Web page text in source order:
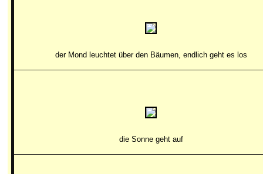
der Mond leuchtet über den Bäumen, endlich geht es los
die Sonne geht auf